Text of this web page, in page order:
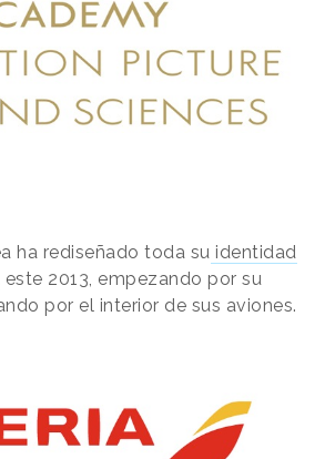
ha rediseñado toda su identidad
este 2013, empezando por su
por el interior de sus aviones.